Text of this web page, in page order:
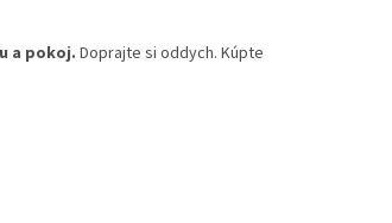
a pokoj.Doprajte si oddych. Kúpte